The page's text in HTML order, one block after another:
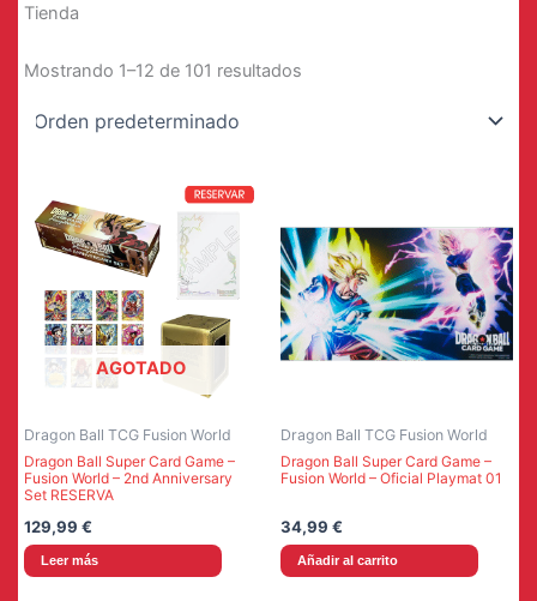
Tienda
Mostrando 1–12 de 101 resultados
AGOTADO
Dragon Ball TCG Fusion World
Dragon Ball Super Card Game –
Fusion World – 2nd Anniversary
Set RESERVA
129,99 €
Leer más
Dragon Ball TCG Fusion World
Dragon Ball Super Card Game –
Fusion World – Oficial Playmat 01
34,99 €
Añadir al carrito